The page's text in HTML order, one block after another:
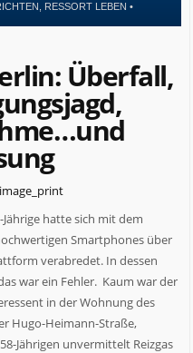
RESSORT LEBEN •
Überfall,
Jährige hatte sich mit dem
Smartphones über
verabredet. In dessen
war ein Fehler. Kaum war der
in der Wohnung des
Hugo-Heimann-Straße,
Jährigen unvermittelt Reizgas